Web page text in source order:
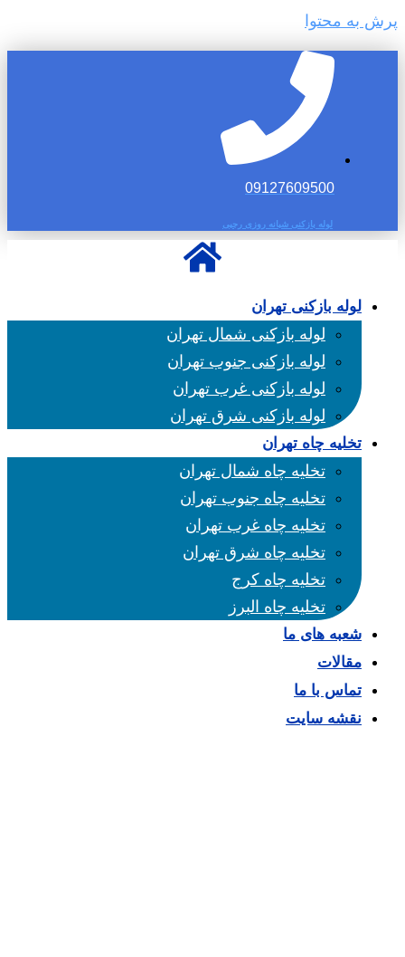
پرش به محتوا
09127609500
لوله بازکنی شبانه روزی رجبی
لوله بازکنی تهران
لوله بازکنی شمال تهران
لوله بازکنی جنوب تهران
لوله بازکنی غرب تهران
لوله بازکنی شرق تهران
تخلیه چاه تهران
تخلیه چاه شمال تهران
تخلیه چاه جنوب تهران
تخلیه چاه غرب تهران
تخلیه چاه شرق تهران
تخلیه چاه کرج
تخلیه چاه البرز
شعبه های ما
مقالات
تماس با ما
نقشه سایت